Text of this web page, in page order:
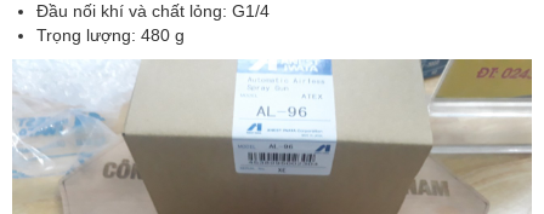
Đầu nối khí và chất lỏng: G1/4
Trọng lượng: 480 g